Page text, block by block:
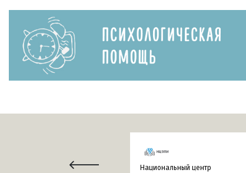
Национальный центр